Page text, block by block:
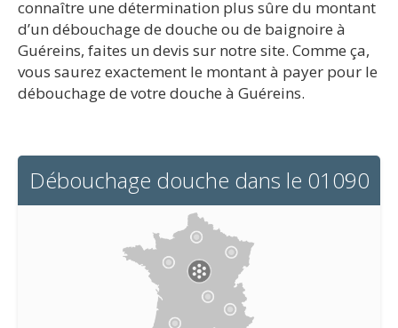
connaître une détermination plus sûre du montant
d’un débouchage de douche ou de baignoire à
Guéreins, faites un devis sur notre site. Comme ça,
vous saurez exactement le montant à payer pour le
débouchage de votre douche à Guéreins.
Débouchage douche dans le 01090